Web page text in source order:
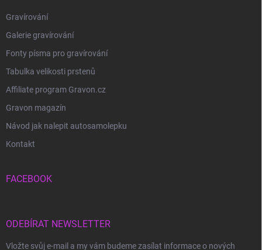
Gravírování
Galerie gravírování
Fonty písma pro gravírování
Tabulka velikosti prstenů
Affiliate program Gravon.cz
Gravon magazín
Návod jak nalepit autosamolepku
Kontakt
FACEBOOK
ODEBÍRAT NEWSLETTER
Vložte svůj e-mail a my vám budeme zasílat informace o nových